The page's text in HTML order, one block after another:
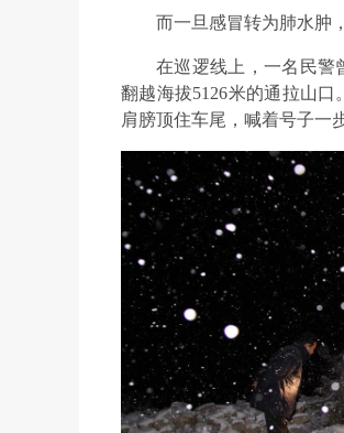
而一旦感冒转为肺水肿
在巡逻线上，一名民警
翻越海拔5126米的通拉山
肩膀顶住车尾，喊着号子一